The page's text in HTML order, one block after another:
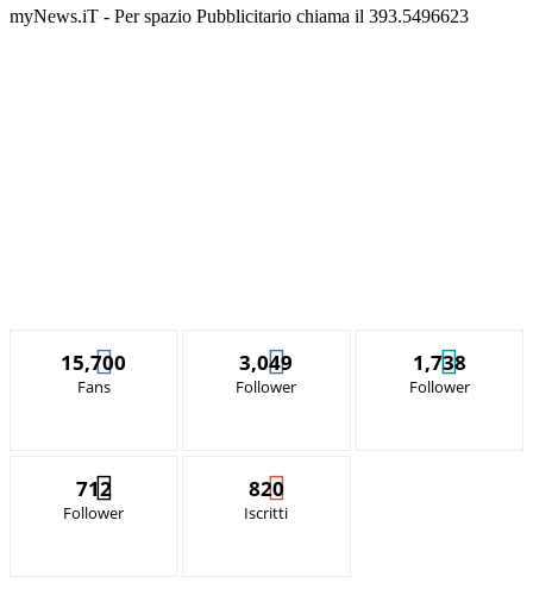
myNews.iT - Per spazio Pubblicitario chiama il 393.5496623
15,700
Fans
3,049
Follower
1,738
Follower
712
Follower
820
Iscritti